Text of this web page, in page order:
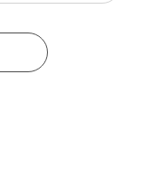
かったな…